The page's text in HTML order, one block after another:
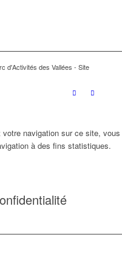
d'Activités des Vallées - Site
navigation sur ce site, vous
à des fins statistiques.